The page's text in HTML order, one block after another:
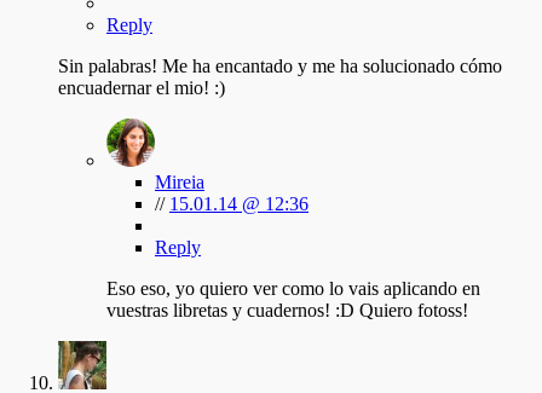
Reply
Sin palabras! Me ha encantado y me ha solucionado cómo
encuadernar el mio! :)
Mireia
// 15.01.14 @ 12:36
Reply
Eso eso, yo quiero ver como lo vais aplicando en
vuestras libretas y cuadernos! :D Quiero fotoss!